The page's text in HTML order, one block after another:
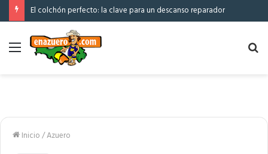
El colchón perfecto: la clave para un descanso reparador
Menú
Inicio/Azuero